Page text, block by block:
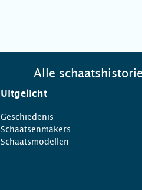
Alle
Uitgelicht
Geschiedenis
Schaatsenmakers
Schaatsmodellen